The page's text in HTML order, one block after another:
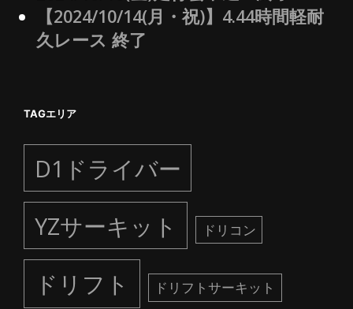
【2024/10/14(月・祝)】4.44時間軽耐
久レース 終了
TAGエリア
D1ドライバー
YZサーキット
ドリコン
ドリフト ドリフトサーキット